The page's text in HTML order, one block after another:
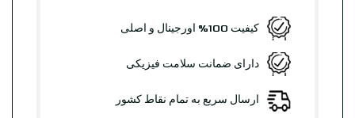
کیفیت 100% اورجینال و اصلی
دارای ضمانت سلامت فیزیکی
ارسال سریع به تمام نقاط کشور